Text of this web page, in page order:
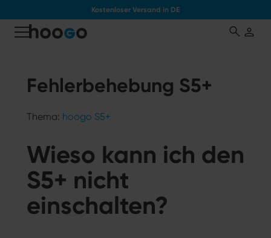
Kostenloser Versand in DE
Fehlerbehebung S5+
Thema: hoogo S5+
Wieso kann ich den
S5+ nicht
einschalten?